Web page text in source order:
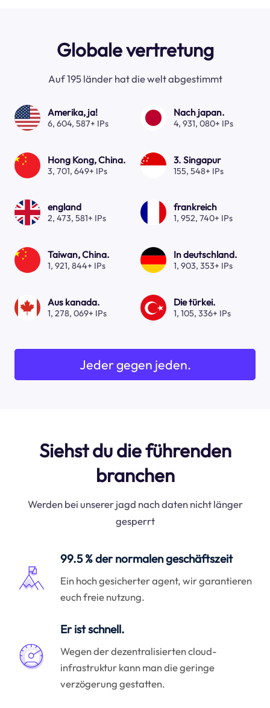
Globale vertretung
Auf 195 länder hat die welt abgestimmt
Amerika, ja!
6, 604, 587+ IPs
Nach japan.
4, 931, 080+ IPs
Hong Kong, China.
3, 701, 649+ IPs
3. Singapur
155, 548+ IPs
england
2, 473, 581+ IPs
frankreich
1, 952, 740+ IPs
Taiwan, China.
1, 921, 844+ IPs
In deutschland.
1, 903, 353+ IPs
Aus kanada.
1, 278, 069+ IPs
Die türkei.
1, 105, 336+ IPs
Jeder gegen jeden.
Siehst du die führenden
branchen
Werden bei unserer jagd nach daten nicht länger
gesperrt
99.5 % der normalen geschäftszeit
Ein hoch gesicherter agent, wir garantieren
euch freie nutzung.
Er ist schnell.
Wegen der dezentralisierten cloud-
infrastruktur kann man die geringe
verzögerung gestatten.